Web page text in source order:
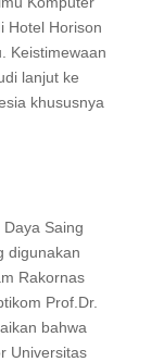
Hotel Horison
Keistimewaan
lanjut ke
khususnya
Saing
digunakan
Rakornas
Prof.Dr.
bahwa
Universitas